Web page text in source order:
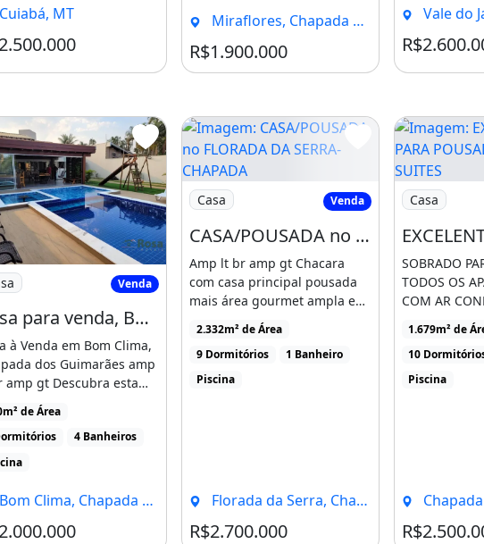
Cuiabá, MT
Condomínio R$2.300
Miraflores, Chapada Dos Guimarães - MT
R$1.900.000
Vale do Jamacá,
Casa para venda, Bom Clima, Chapada Dos
Venda
Casa para venda, Bom Clima, Chapada Dos Guimarães
à Venda em Bom Clima,
dos Guimarães amp
amp gt Descubra esta
oportunidade [...]
de Área
4 Banheiros
Bom Clima, Chapada Dos Guimarães - MT
Imagem: CASA/POUSADA no FLORADA DA
Casa Venda
CASA/POUSADA no FLORADA DA SERRA- CHAPADA DOS GUIMARÃES
Amp lt br amp gt Chacara
com casa principal pousada
mais área gourmet ampla em
frente à piscina. [...]
2.332m² de Área
9 Dormitórios
1 Banheiro
Piscina
Florada da Serra, Chapada Dos Guimarães - MT
R$2.700.000
Imagem:
Casa
SOBRADO
TODOS OS
COM AR
SOBRADO,
1.679m² de
10
Piscina
Chapada